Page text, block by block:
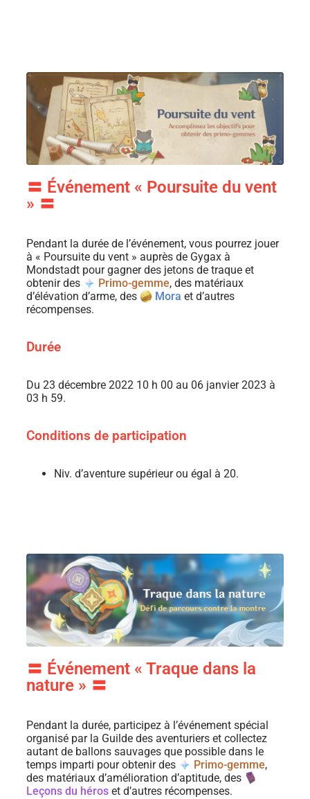
〓 Événement « Poursuite du vent
» 〓
Pendant la durée de l’événement, vous pourrez jouer
à « Poursuite du vent » auprès de Gygax à
Mondstadt pour gagner des jetons de traque et
obtenir des
Primo-gemme, des matériaux
d’élévation d’arme, des
Mora et d’autres
récompenses.
Durée
Du 23 décembre 2022 10 h 00 au 06 janvier 2023 à
03 h 59.
Conditions de participation
Niv. d’aventure supérieur ou égal à 20.
〓 Événement « Traque dans la
nature » 〓
Pendant la durée, participez à l’événement spécial
organisé par la Guilde des aventuriers et collectez
autant de ballons sauvages que possible dans le
temps imparti pour obtenir des
Primo-gemme,
des matériaux d’amélioration d’aptitude, des
Leçons du héros et d’autres récompenses.